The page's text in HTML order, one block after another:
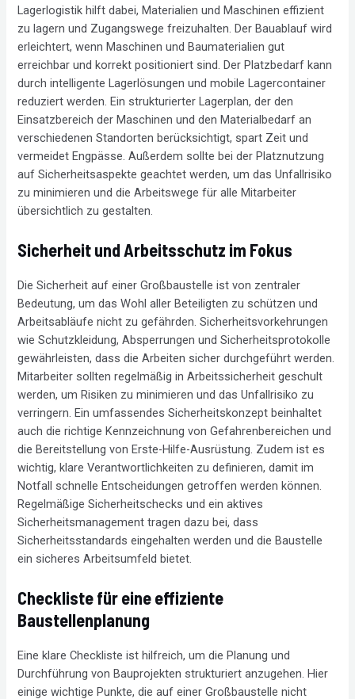
Lagerlogistik hilft dabei, Materialien und Maschinen effizient
zu lagern und Zugangswege freizuhalten. Der Bauablauf wird
erleichtert, wenn Maschinen und Baumaterialien gut
erreichbar und korrekt positioniert sind. Der Platzbedarf kann
durch intelligente Lagerlösungen und mobile Lagercontainer
reduziert werden. Ein strukturierter Lagerplan, der den
Einsatzbereich der Maschinen und den Materialbedarf an
verschiedenen Standorten berücksichtigt, spart Zeit und
vermeidet Engpässe. Außerdem sollte bei der Platznutzung
auf Sicherheitsaspekte geachtet werden, um das Unfallrisiko
zu minimieren und die Arbeitswege für alle Mitarbeiter
übersichtlich zu gestalten.
Sicherheit und Arbeitsschutz im Fokus
Die Sicherheit auf einer Großbaustelle ist von zentraler
Bedeutung, um das Wohl aller Beteiligten zu schützen und
Arbeitsabläufe nicht zu gefährden. Sicherheitsvorkehrungen
wie Schutzkleidung, Absperrungen und Sicherheitsprotokolle
gewährleisten, dass die Arbeiten sicher durchgeführt werden.
Mitarbeiter sollten regelmäßig in Arbeitssicherheit geschult
werden, um Risiken zu minimieren und das Unfallrisiko zu
verringern. Ein umfassendes Sicherheitskonzept beinhaltet
auch die richtige Kennzeichnung von Gefahrenbereichen und
die Bereitstellung von Erste-Hilfe-Ausrüstung. Zudem ist es
wichtig, klare Verantwortlichkeiten zu definieren, damit im
Notfall schnelle Entscheidungen getroffen werden können.
Regelmäßige Sicherheitschecks und ein aktives
Sicherheitsmanagement tragen dazu bei, dass
Sicherheitsstandards eingehalten werden und die Baustelle
ein sicheres Arbeitsumfeld bietet.
Checkliste für eine effiziente
Baustellenplanung
Eine klare Checkliste ist hilfreich, um die Planung und
Durchführung von Bauprojekten strukturiert anzugehen. Hier
einige wichtige Punkte, die auf einer Großbaustelle nicht